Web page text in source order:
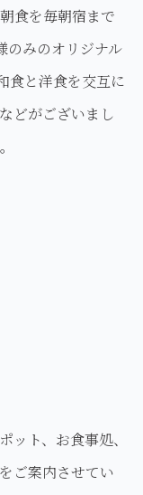
食を毎朝宿まで
のみのオリジナル
食と洋食を交互に
どがございまし
ット、お食事処、
ご案内させてい